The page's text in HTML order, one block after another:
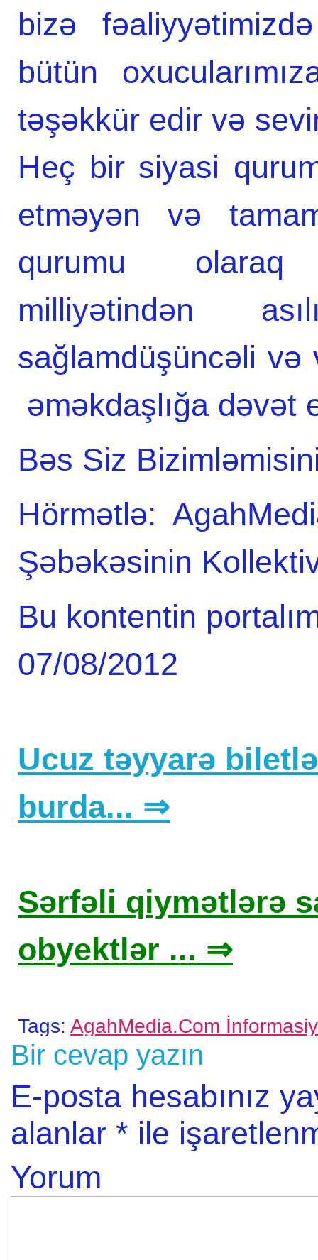
bizə
bütün
təşəkkür edir və
Heç bir siyasi
etməyən və
qurumu olaraq
milliyətindən
sağlamdüşüncəli və
əməkdaşlığa dəvət
Bəs Siz
Hörmətlə:
Şəbəkəsinin
Bu kontentin
07/08/2012
Ucuz təyyarə
burda... ⇒
Sərfəli qiymətlərə
obyektlər ... ⇒
Tags: AgahMedia.Com
Bir cevap yazın
E-posta hesabınız
alanlar * ile
Yorum